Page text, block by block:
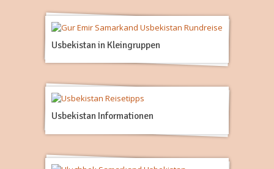
Usbekistan in Kleingruppen
Usbekistan Informationen